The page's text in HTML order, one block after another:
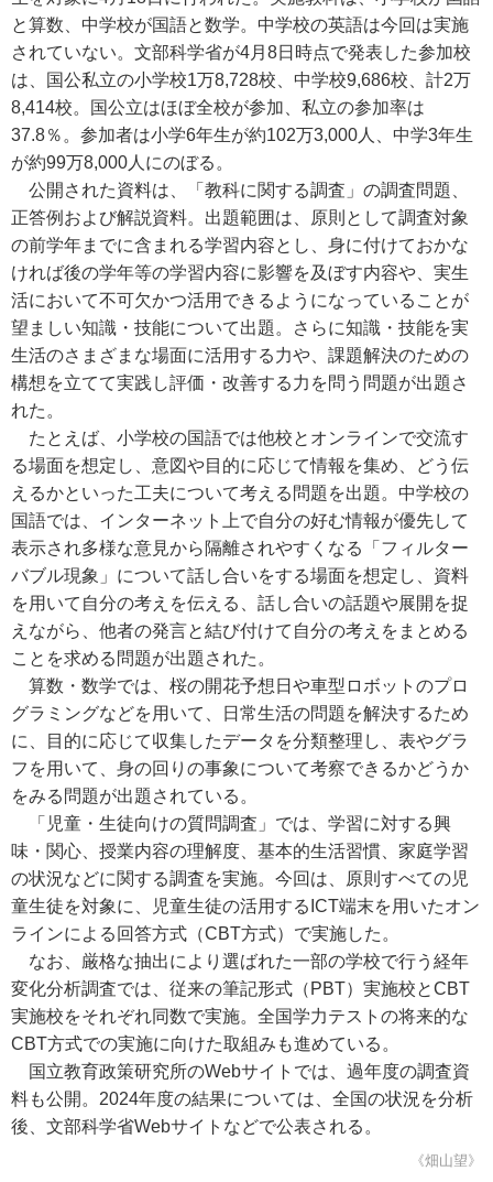
と算数、中学校が国語と数学。中学校の英語は今回は実施
されていない。文部科学省が4月8日時点で発表した参加校
は、国公私立の小学校1万8,728校、中学校9,686校、計2万
8,414校。国公立はほぼ全校が参加、私立の参加率は
37.8％。参加者は小学6年生が約102万3,000人、中学3年生
が約99万8,000人にのぼる。
公開された資料は、「教科に関する調査」の調査問題、
正答例および解説資料。出題範囲は、原則として調査対象
の前学年までに含まれる学習内容とし、身に付けておかな
ければ後の学年等の学習内容に影響を及ぼす内容や、実生
活において不可欠かつ活用できるようになっていることが
望ましい知識・技能について出題。さらに知識・技能を実
生活のさまざまな場面に活用する力や、課題解決のための
構想を立てて実践し評価・改善する力を問う問題が出題さ
れた。
たとえば、小学校の国語では他校とオンラインで交流す
る場面を想定し、意図や目的に応じて情報を集め、どう伝
えるかといった工夫について考える問題を出題。中学校の
国語では、インターネット上で自分の好む情報が優先して
表示され多様な意見から隔離されやすくなる「フィルター
バブル現象」について話し合いをする場面を想定し、資料
を用いて自分の考えを伝える、話し合いの話題や展開を捉
えながら、他者の発言と結び付けて自分の考えをまとめる
ことを求める問題が出題された。
算数・数学では、桜の開花予想日や車型ロボットのプロ
グラミングなどを用いて、日常生活の問題を解決するため
に、目的に応じて収集したデータを分類整理し、表やグラ
フを用いて、身の回りの事象について考察できるかどうか
をみる問題が出題されている。
「児童・生徒向けの質問調査」では、学習に対する興
味・関心、授業内容の理解度、基本的生活習慣、家庭学習
の状況などに関する調査を実施。今回は、原則すべての児
童生徒を対象に、児童生徒の活用するICT端末を用いたオン
ラインによる回答方式（CBT方式）で実施した。
なお、厳格な抽出により選ばれた一部の学校で行う経年
変化分析調査では、従来の筆記形式（PBT）実施校とCBT
実施校をそれぞれ同数で実施。全国学力テストの将来的な
CBT方式での実施に向けた取組みも進めている。
国立教育政策研究所のWebサイトでは、過年度の調査資
料も公開。2024年度の結果については、全国の状況を分析
後、文部科学省Webサイトなどで公表される。
《畑山望》